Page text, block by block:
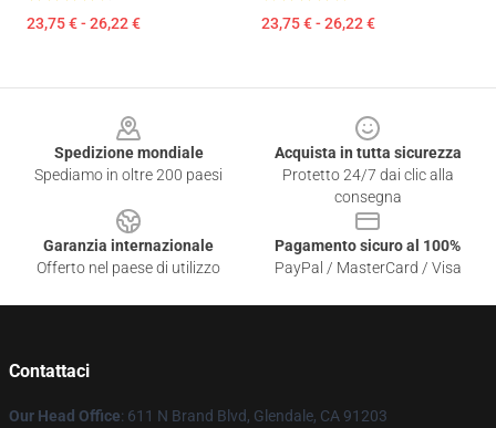
23,75 € - 26,22 € 23,75 € - 26,22 €
Spedizione mondiale
Spediamo in oltre 200 paesi
Acquista in tutta sicurezza
Protetto 24/7 dai clic alla
consegna
Garanzia internazionale
Offerto nel paese di utilizzo
Pagamento sicuro al 100%
PayPal / MasterCard / Visa
Contattaci
Our Head Office: 611 N Brand Blvd, Glendale, CA 91203